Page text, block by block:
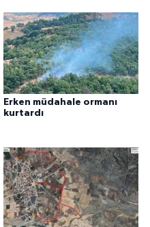
Erken müdahale ormanı
kurtardı